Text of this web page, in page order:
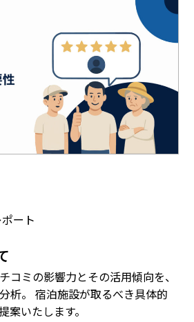
ート
コミの影響力とその活用傾向を、
析。 宿泊施設が取るべき具体的
案いたします。